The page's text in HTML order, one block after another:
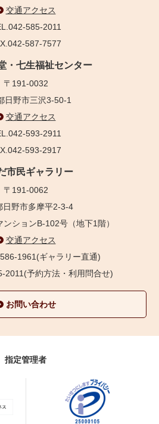
交通アクセス
585-2011
587-7577
・七生福祉センター
〒191-0032
日野市三沢3-50-1
交通アクセス
593-2911
593-2917
市民ギャラリー
〒191-0062
日野市多摩平2-3-4
ションB-102号（地下1階）
交通アクセス
1961(ギャラリー直通)
予約方法・利用問合せ)
お問い合わせ
指定管理者